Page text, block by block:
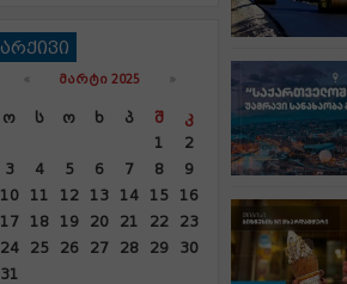
არქივი
« ᲛᲐᲠᲢᲘ 2025 »
Ო Ს Ო Ხ Პ Შ
Კ
1
2
3
4 5 6 7 8
9
10
11 12 13 14 15
16
17
18 19 20 21 22
23
24
25 26 27 28 29
30
31